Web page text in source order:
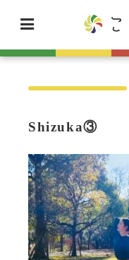
Shizuka③